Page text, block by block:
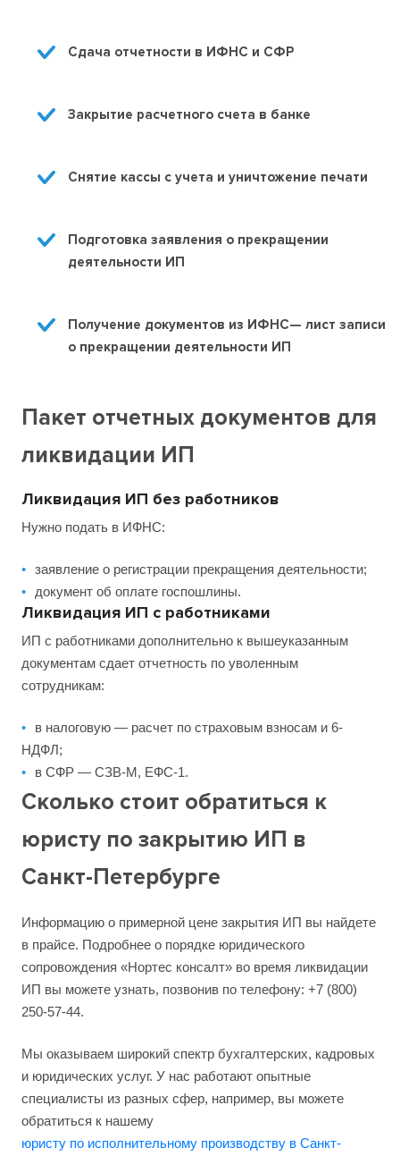
Сдача отчетности в ИФНС и СФР
Закрытие расчетного счета в банке
Снятие кассы с учета и уничтожение печати
Подготовка заявления о прекращении
деятельности ИП
Получение документов из ИФНС— лист записи
о прекращении деятельности ИП
Пакет отчетных документов для
ликвидации ИП
Ликвидация ИП без работников
Нужно подать в ИФНС:
заявление о регистрации прекращения деятельности;
документ об оплате госпошлины.
Ликвидация ИП с работниками
ИП с работниками дополнительно к вышеуказанным
документам сдает отчетность по уволенным
сотрудникам:
в налоговую — расчет по страховым взносам и 6-
НДФЛ;
в СФР — СЗВ-М, ЕФС-1.
Сколько стоит обратиться к
юристу по закрытию ИП в
Санкт-Петербурге
Информацию о примерной цене закрытия ИП вы найдете
в прайсе. Подробнее о порядке юридического
сопровождения «Нортес консалт» во время ликвидации
ИП вы можете узнать, позвонив по телефону: +7 (800)
250-57-44.
Мы оказываем широкий спектр бухгалтерских, кадровых
и юридических услуг. У нас работают опытные
специалисты из разных сфер, например, вы можете
обратиться к нашему
юристу по исполнительному производству в Санкт-